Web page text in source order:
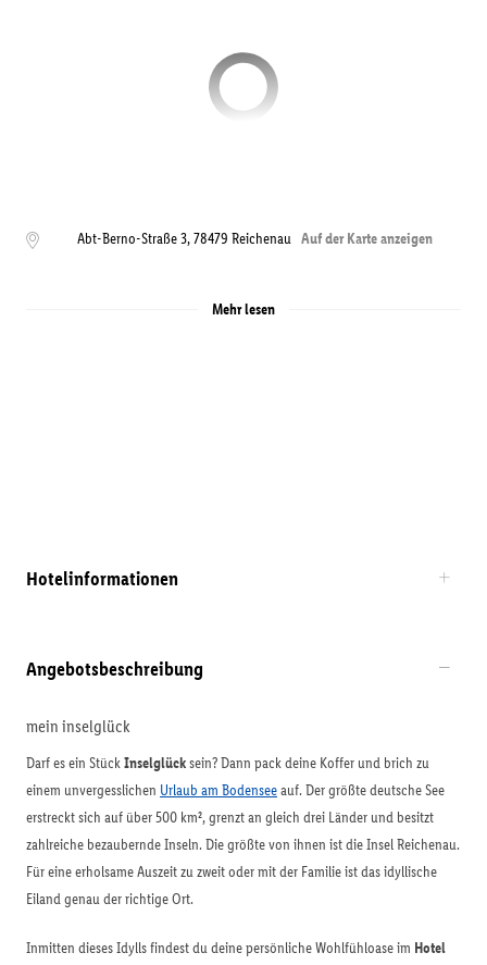
Abt-Berno-Straße 3,78479 Reichenau Auf der Karte anzeigen
Mehr lesen
Hotelinformationen
Angebotsbeschreibung
mein inselglück
Darf es ein StückInselglücksein? Dann pack deine Koffer und brich zu
einem unvergesslichen Urlaub am Bodenseeauf. Der größte deutsche See
erstreckt sich auf über 500 km², grenzt an gleich drei Länder und besitzt
zahlreiche bezaubernde Inseln. Die größte von ihnen ist die Insel Reichenau.
Für eine erholsame Auszeit zu zweit oder mit der Familie ist das idyllische
Eiland genau der richtige Ort.
Inmitten dieses Idylls findest du deine persönliche Wohlfühloase im Hotel